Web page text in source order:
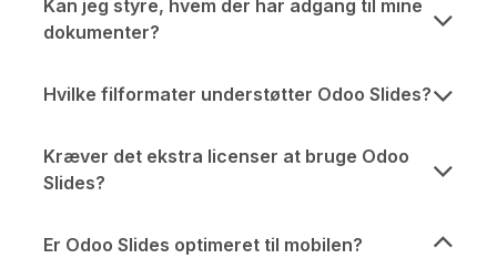
Kan jeg styre, hvem der har adgang til mine
dokumenter?
Hvilke filformater understøtter Odoo Slides?
Kræver det ekstra licenser at bruge Odoo
Slides?
Er Odoo Slides optimeret til mobilen?